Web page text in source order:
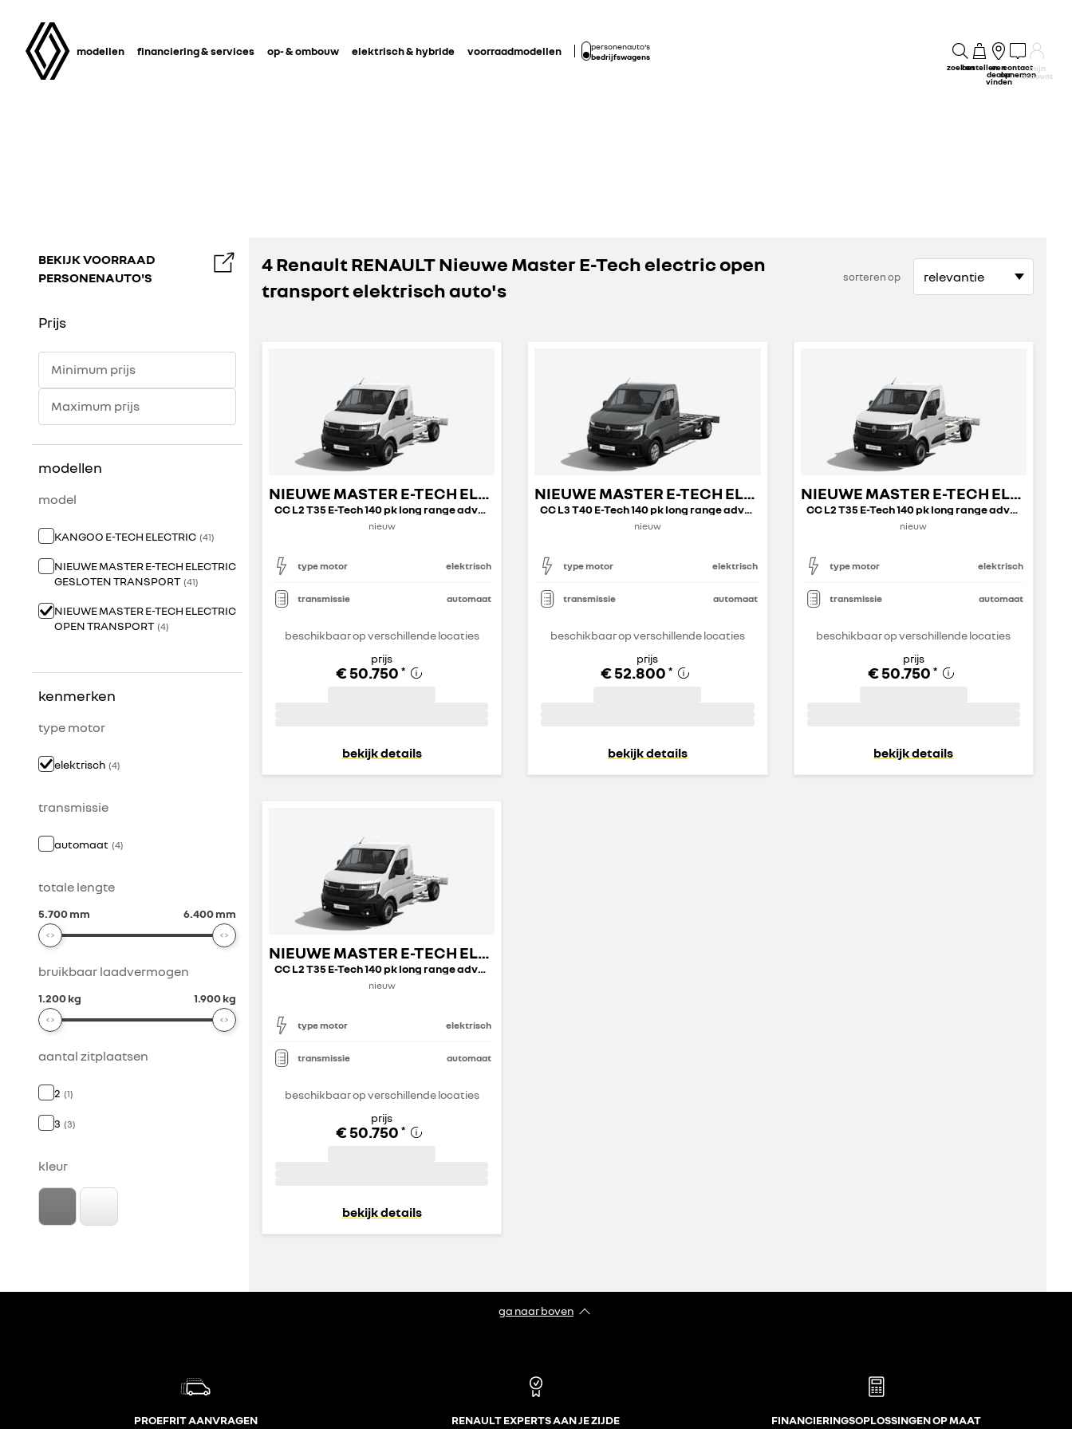
modellen financiering & services op- & ombouw elektrisch & hybride voorraadmodellen
personenauto's
bedrijfswagens
zoekenbestelleneen
dealer
vinden
contact
opnemen
mijn
account
BEKIJK VOORRAAD
PERSONENAUTO'S
Prijs
Minimum prijs
Maximum prijs
modellen
model
KANGOO E-TECH ELECTRIC (41)
NIEUWE MASTER E-TECH ELECTRIC
GESLOTEN TRANSPORT (41)
NIEUWE MASTER E-TECH ELECTRIC
OPEN TRANSPORT (4)
kenmerken
type motor
elektrisch (4)
transmissie
automaat (4)
totale lengte
5.700 mm 6.400 mm
bruikbaar laadvermogen
1.200 kg 1.900 kg
aantal zitplaatsen
2 (1)
3 (3)
kleur
4 Renault RENAULT Nieuwe Master E-Tech electric open
transport elektrisch auto's
sorteren op
NIEUWE MASTER E-TECH ELECTRIC OPEN TRANSPORT
CC L2 T35 E-Tech 140 pk long range advance
nieuw
type motor elektrisch
transmissie automaat
beschikbaar op verschillende locaties
prijs
€ 50.750 *
bekijk details
NIEUWE MASTER E-TECH ELECTRIC OPEN TRANSPORT
CC L3 T40 E-Tech 140 pk long range advance
nieuw
type motor elektrisch
transmissie automaat
beschikbaar op verschillende locaties
prijs
€ 52.800 *
bekijk details
NIEUWE MASTER E-TECH ELECTRIC OPEN TRANSPORT
CC L2 T35 E-Tech 140 pk long range advance
nieuw
type motor elektrisch
transmissie automaat
beschikbaar op verschillende locaties
prijs
€ 50.750 *
bekijk details
NIEUWE MASTER E-TECH ELECTRIC OPEN TRANSPORT
CC L2 T35 E-Tech 140 pk long range advance
nieuw
type motor elektrisch
transmissie automaat
beschikbaar op verschillende locaties
prijs
€ 50.750 *
bekijk details
ga naar boven
PROEFRIT AANVRAGEN RENAULT EXPERTS AAN JE ZIJDE FINANCIERINGSOPLOSSINGEN OP MAAT